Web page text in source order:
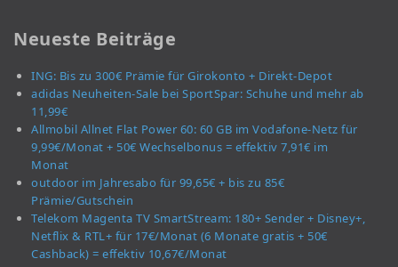
Neueste Beiträge
ING: Bis zu 300€ Prämie für Girokonto + Direkt-Depot
adidas Neuheiten-Sale bei SportSpar: Schuhe und mehr ab
11,99€
Allmobil Allnet Flat Power 60: 60 GB im Vodafone-Netz für
9,99€/Monat + 50€ Wechselbonus = effektiv 7,91€ im
Monat
outdoor im Jahresabo für 99,65€ + bis zu 85€
Prämie/Gutschein
Telekom Magenta TV SmartStream: 180+ Sender + Disney+,
Netflix & RTL+ für 17€/Monat (6 Monate gratis + 50€
Cashback) = effektiv 10,67€/Monat